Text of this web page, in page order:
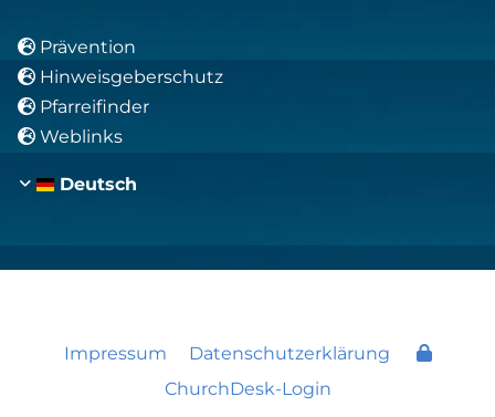
 Prävention
 Hinweisgeberschutz
 Pfarreifinder
 Weblinks
Deutsch
Impressum
Datenschutzerklärung
ChurchDesk-Login